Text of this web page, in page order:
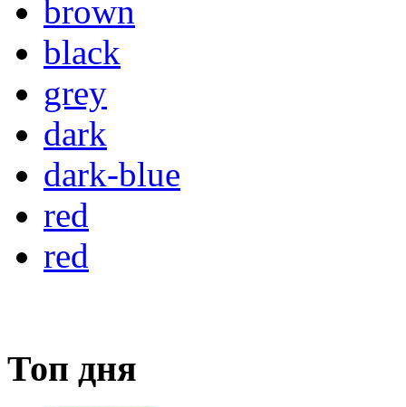
brown
black
grey
dark
dark-blue
red
red
Топ дня